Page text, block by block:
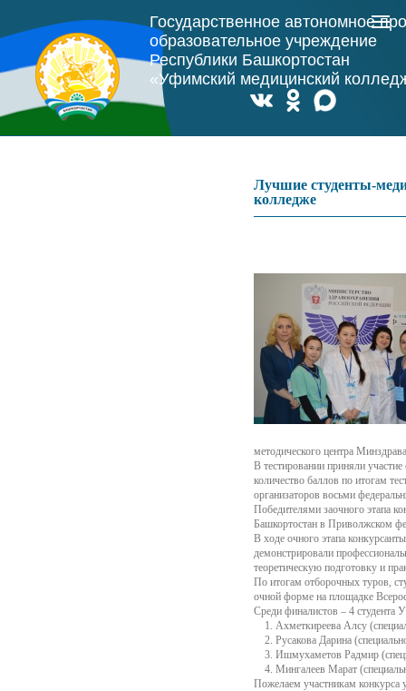
Государственное автономное
образовательное учреждение
Республики Башкортостан
«Уфимский медицинский
Лучшие студенты-
колледже
методического центра
В тестировании приняли
количество баллов по итогам
организаторов восьми
Победителями заочного этапа
Башкортостан в Приволжском
В ходе очного этапа
демонстрировали
теоретическую подготовку и
По итогам отборочных туров,
очной форме на площадке
Среди финалистов – 4 студента
1. Ахметкиреева Алсу
2. Русакова Дарина
3. Ишмухаметов Радмир
4. Мингалеев Марат
Пожелаем участникам конкурса